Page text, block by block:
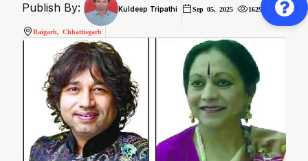
Publish By: Kuldeep Tripathi Sep 05, 2025 1629
Raigarh, Chhattisgarh